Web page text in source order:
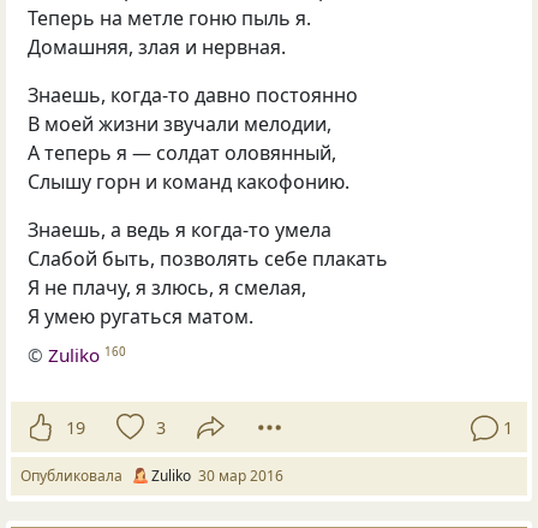
Теперь на метле гоню пыль я.
Домашняя, злая и нервная.
Знаешь, когда-то давно постоянно
В моей жизни звучали мелодии,
А теперь я — солдат оловянный,
Слышу горн и команд какофонию.
Знаешь, а ведь я когда-то умела
Слабой быть, позволять себе плакать
Я не плачу, я злюсь, я смелая,
Я умею ругаться матом.
©Zuliko 160
19 3 1
Опубликовала Zuliko 30 мар 2016